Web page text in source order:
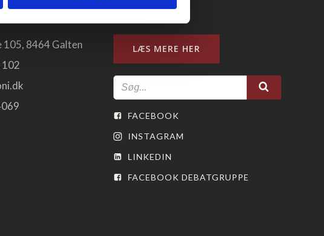
105, 8464 Galten
102
Bliv medlem
LÆS MERE HER
FACEBOOK
INSTAGRAM
LINKEDIN
FACEBOOK DEBATGRUPPE